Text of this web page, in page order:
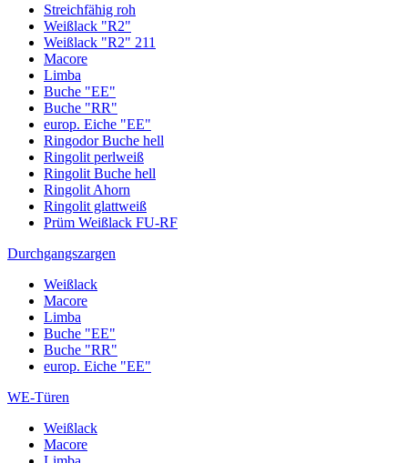
Streichfähig roh
Weißlack "R2"
Weißlack "R2" 211
Macore
Limba
Buche "EE"
Buche "RR"
europ. Eiche "EE"
Ringodor Buche hell
Ringolit perlweiß
Ringolit Buche hell
Ringolit Ahorn
Ringolit glattweiß
Prüm Weißlack FU-RF
Durchgangszargen
Weißlack
Macore
Limba
Buche "EE"
Buche "RR"
europ. Eiche "EE"
WE-Türen
Weißlack
Macore